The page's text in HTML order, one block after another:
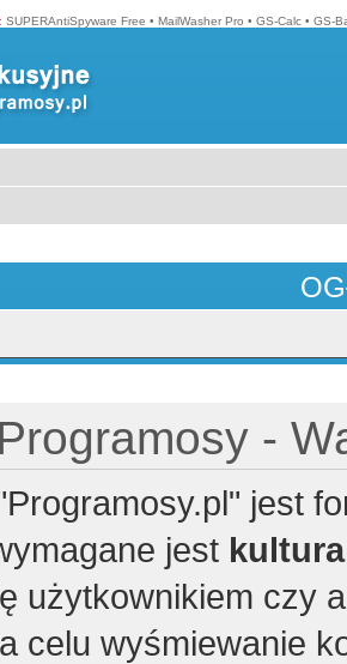
: SUPERAntiSpyware Free • MailWasher Pro • GS-Calc • GS-
-
jest
jest
użytkownikiem czy
celu wyśmiewanie